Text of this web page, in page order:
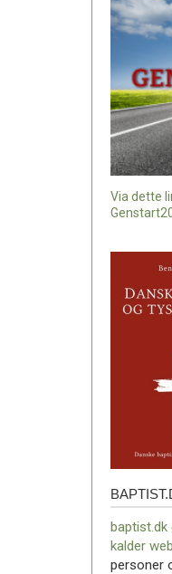
Via dette
tysk
baptist.dk
baptist.dk
kalder
personer